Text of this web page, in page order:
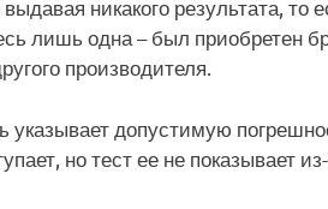
никакого результата, то
лишь одна – был приобретен
производителя.
указывает допустимую
но тест ее не показывает